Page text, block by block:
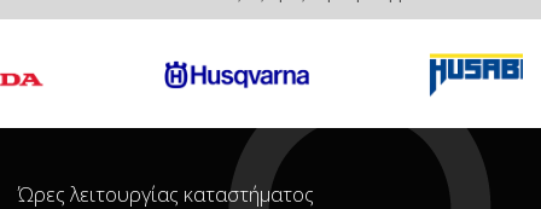
Ώρες λειτουργίας καταστήματος